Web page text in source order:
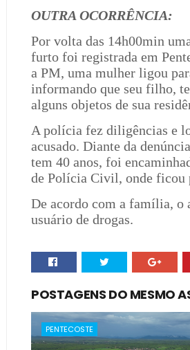
OUTRA OCORRÊNCIA:
Por volta das 14h00min
furto foi registrada em
a PM, uma mulher ligou
informando que seu filho,
alguns objetos de sua
A polícia fez diligências e
acusado. Diante da
tem 40 anos, foi
de Polícia Civil, onde ficou
De acordo com a família, o
usuário de drogas.
POSTAGENS DO MESMO
PENTECOSTE